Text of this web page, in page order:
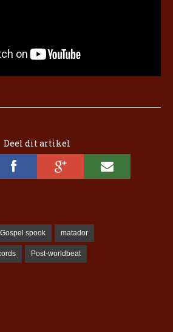
Deel dit artikel
Gospel spook matador
Post-worldbeat